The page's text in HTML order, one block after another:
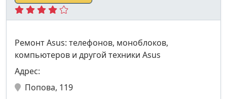
Ремонт Asus: телефонов, моноблоков,
компьютеров и другой техники Asus
Адрес:
Попова, 119